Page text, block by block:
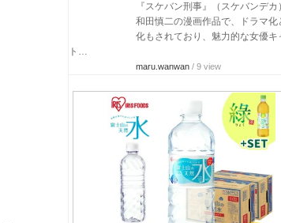
『スケバン刑事』（スケバンデカ
和田慎二の漫画作品で、ドラマ化
化もされており、魅力的な女優キ
ト…
maru.wanwan / 9 view